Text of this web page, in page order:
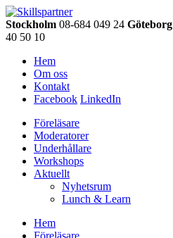
Stockholm 08-684 049 24 Göteborg
40 50 10
Hem
Om oss
Kontakt
Facebook LinkedIn
Föreläsare
Moderatorer
Underhållare
Workshops
Aktuellt
Nyhetsrum
Lunch & Learn
Hem
Föreläsare